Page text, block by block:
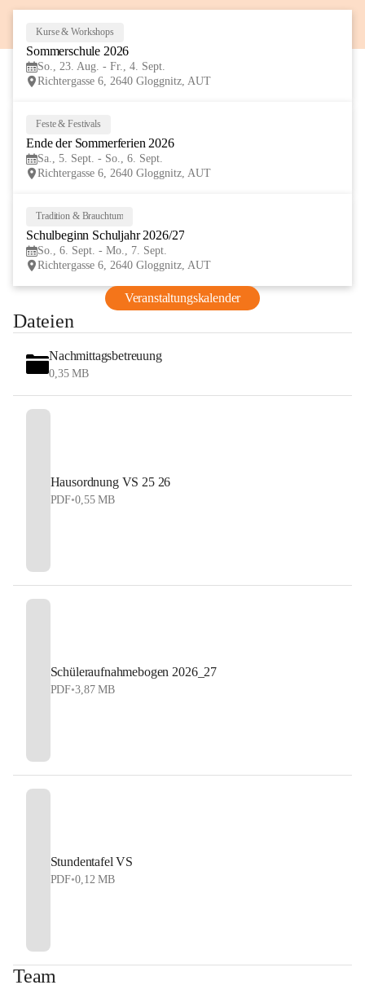
Kurse & Workshops
Sommerschule 2026
So., 23. Aug. - Fr., 4. Sept.
Richtergasse 6, 2640 Gloggnitz, AUT
Feste & Festivals
Ende der Sommerferien 2026
Sa., 5. Sept. - So., 6. Sept.
Richtergasse 6, 2640 Gloggnitz, AUT
Tradition & Brauchtum
Schulbeginn Schuljahr 2026/27
So., 6. Sept. - Mo., 7. Sept.
Richtergasse 6, 2640 Gloggnitz, AUT
Veranstaltungskalender
Dateien
Nachmittagsbetreuung
0,35 MB
Hausordnung VS 25 26
PDF•0,55 MB
Schüleraufnahmebogen 2026_27
PDF•3,87 MB
Stundentafel VS
PDF•0,12 MB
Team